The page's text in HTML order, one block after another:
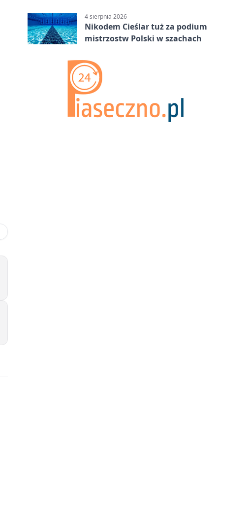
4 sierpnia 2026
Nikodem Cieślar tuż za podium
mistrzostw Polski w szachach